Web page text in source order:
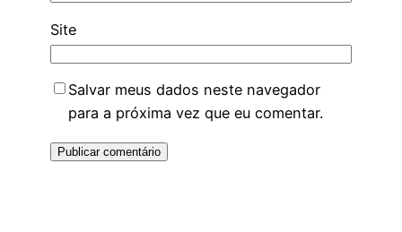
Site
Salvar meus dados neste navegador
para a próxima vez que eu comentar.